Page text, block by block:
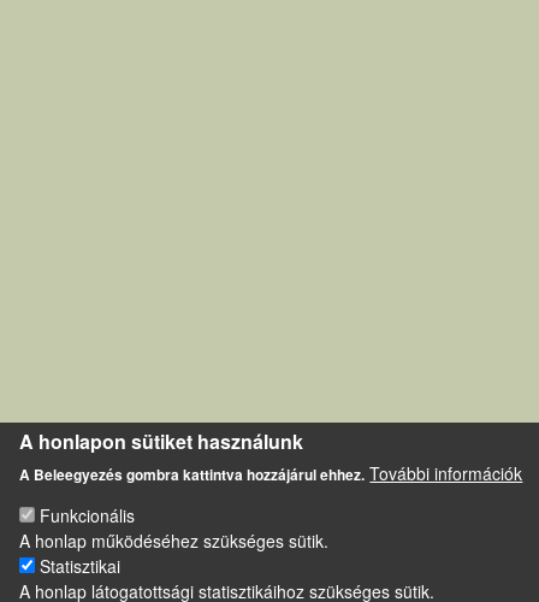
A honlapon sütiket használunk
A Beleegyezés gombra kattintva hozzájárul ehhez. További információk
Funkcionális
A honlap működéséhez szükséges sütik.
Statisztikai
A honlap látogatottsági statisztikáihoz szükséges sütik.